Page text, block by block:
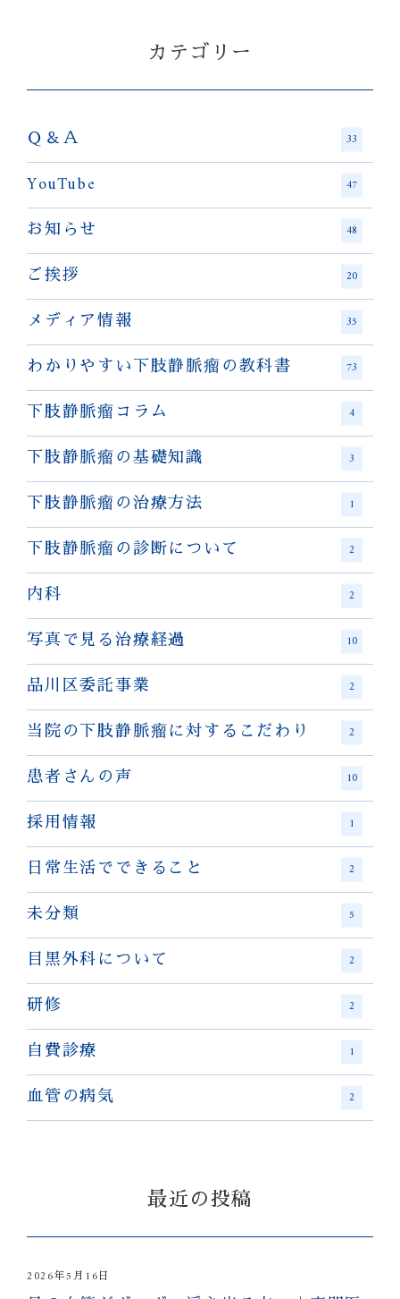
カテゴリー
Ｑ＆Ａ 33
YouTube 47
お知らせ 48
ご挨拶 20
メディア情報 35
わかりやすい下肢静脈瘤の教科書 73
下肢静脈瘤コラム 4
下肢静脈瘤の基礎知識 3
下肢静脈瘤の治療方法 1
下肢静脈瘤の診断について 2
内科 2
写真で見る治療経過 10
品川区委託事業 2
当院の下肢静脈瘤に対するこだわり 2
患者さんの声 10
採用情報 1
日常生活でできること 2
未分類 5
目黒外科について 2
研修 2
自費診療 1
血管の病気 2
最近の投稿
2026年5月16日